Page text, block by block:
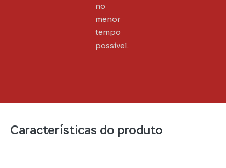
no
menor
tempo
possível.
Características do produto